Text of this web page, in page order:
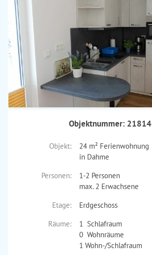
Objektnummer: 21814
Objekt:
24 m² Ferienwohnung
in Dahme
Personen:
1-2 Personen
max. 2 Erwachsene
Etage:
Erdgeschoss
Räume:
1 Schlafraum
0 Wohnräume
1 Wohn-/Schlafraum